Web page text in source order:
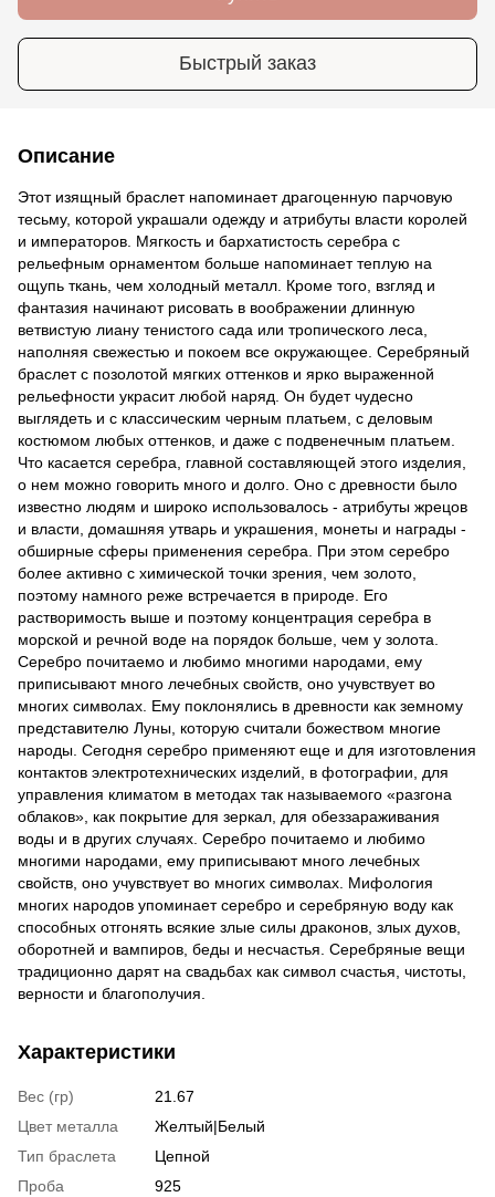
Быстрый заказ
Описание
Этот изящный браслет напоминает драгоценную парчовую
тесьму, которой украшали одежду и атрибуты власти королей
и императоров. Мягкость и бархатистость серебра с
рельефным орнаментом больше напоминает теплую на
ощупь ткань, чем холодный металл. Кроме того, взгляд и
фантазия начинают рисовать в воображении длинную
ветвистую лиану тенистого сада или тропического леса,
наполняя свежестью и покоем все окружающее. Серебряный
браслет с позолотой мягких оттенков и ярко выраженной
рельефности украсит любой наряд. Он будет чудесно
выглядеть и с классическим черным платьем, с деловым
костюмом любых оттенков, и даже с подвенечным платьем.
Что касается серебра, главной составляющей этого изделия,
о нем можно говорить много и долго. Оно с древности было
известно людям и широко использовалось - атрибуты жрецов
и власти, домашняя утварь и украшения, монеты и награды -
обширные сферы применения серебра. При этом серебро
более активно с химической точки зрения, чем золото,
поэтому намного реже встречается в природе. Его
растворимость выше и поэтому концентрация серебра в
морской и речной воде на порядок больше, чем у золота.
Серебро почитаемо и любимо многими народами, ему
приписывают много лечебных свойств, оно учувствует во
многих символах. Ему поклонялись в древности как земному
представителю Луны, которую считали божеством многие
народы. Сегодня серебро применяют еще и для изготовления
контактов электротехнических изделий, в фотографии, для
управления климатом в методах так называемого «разгона
облаков», как покрытие для зеркал, для обеззараживания
воды и в других случаях. Серебро почитаемо и любимо
многими народами, ему приписывают много лечебных
свойств, оно учувствует во многих символах. Мифология
многих народов упоминает серебро и серебряную воду как
способных отгонять всякие злые силы драконов, злых духов,
оборотней и вампиров, беды и несчастья. Серебряные вещи
традиционно дарят на свадьбах как символ счастья, чистоты,
верности и благополучия.
Характеристики
Вес (гр)
21.67
Цвет металла
Желтый|Белый
Тип браслета
Цепной
Проба
925